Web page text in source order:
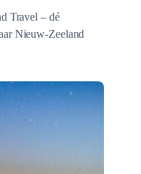
Travel – dé
Nieuw-Zeeland